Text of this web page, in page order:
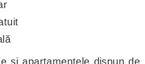
și apartamentele dispun de